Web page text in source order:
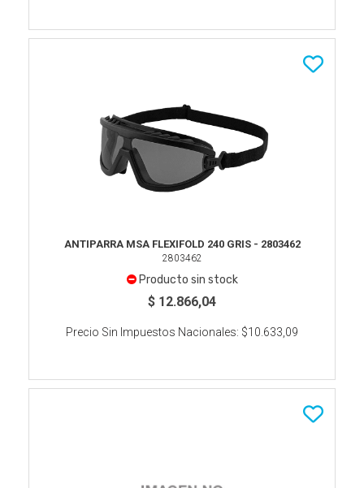
ANTIPARRA MSA FLEXIFOLD 240 GRIS - 2803462
2803462
Producto sin stock
$ 12.866,04
Precio Sin Impuestos Nacionales: $10.633,09